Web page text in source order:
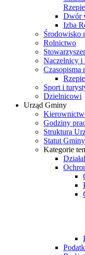
Dwór
Izba
Środowisko
Rolnictwo
Naczelnicy
Czasopisma
Sport i
Dzielnicowi
Urząd Gminy
Godziny
Struktura
Statut Gminy
Kategorie